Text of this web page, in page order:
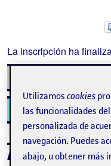
La inscripción ha
Contacto
Acerca del
Utilizamos cookies
las funcionalidades
personalizada de
navegación. Puedes
abajo, u obtener más